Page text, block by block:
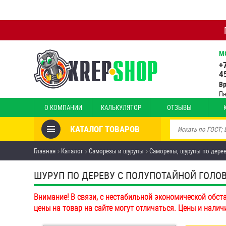
О КОМПАНИИ КАЛЬКУЛЯТОР ОТЗЫВЫ
КАТАЛОГ ТОВАРОВ
Товары со скидкой
Анкеры
Антивандальный крепёж,
инструмент
Болты и винты
Главная Каталог Саморезы и шурупы Саморезы, шурупы по
ШУРУП ПО ДЕРЕВУ С ПОЛУПОТАЙНОЙ
Внимание! В связи, с нестабильной экономической
цены на товар на сайте могут отличаться. Цены и